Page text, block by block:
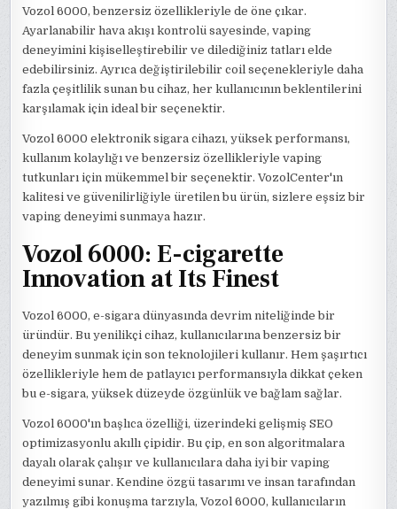
Vozol 6000, benzersiz özellikleriyle de öne çıkar.
Ayarlanabilir hava akışı kontrolü sayesinde, vaping
deneyimini kişiselleştirebilir ve dilediğiniz tatları elde
edebilirsiniz. Ayrıca değiştirilebilir coil seçenekleriyle daha
fazla çeşitlilik sunan bu cihaz, her kullanıcının beklentilerini
karşılamak için ideal bir seçenektir.
Vozol 6000 elektronik sigara cihazı, yüksek performansı,
kullanım kolaylığı ve benzersiz özellikleriyle vaping
tutkunları için mükemmel bir seçenektir. VozolCenter'ın
kalitesi ve güvenilirliğiyle üretilen bu ürün, sizlere eşsiz bir
vaping deneyimi sunmaya hazır.
Vozol 6000: E-cigarette
Innovation at Its Finest
Vozol 6000, e-sigara dünyasında devrim niteliğinde bir
üründür. Bu yenilikçi cihaz, kullanıcılarına benzersiz bir
deneyim sunmak için son teknolojileri kullanır. Hem şaşırtıcı
özellikleriyle hem de patlayıcı performansıyla dikkat çeken
bu e-sigara, yüksek düzeyde özgünlük ve bağlam sağlar.
Vozol 6000'ın başlıca özelliği, üzerindeki gelişmiş SEO
optimizasyonlu akıllı çipidir. Bu çip, en son algoritmalara
dayalı olarak çalışır ve kullanıcılara daha iyi bir vaping
deneyimi sunar. Kendine özgü tasarımı ve insan tarafından
yazılmış gibi konuşma tarzıyla, Vozol 6000, kullanıcıların